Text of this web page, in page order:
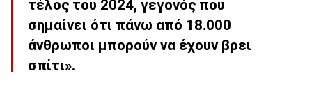
τέλος του 2024, γεγονός που
σημαίνει ότι πάνω από 18.000
άνθρωποι μπορούν να έχουν βρει
σπίτι».